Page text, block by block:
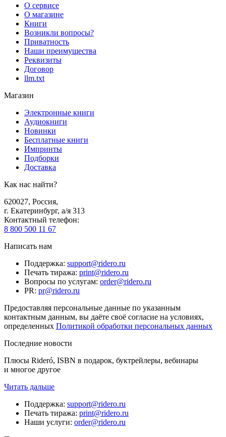
О сервисе
О магазине
Книги
Возникли вопросы?
Приватность
Наши преимущества
Реквизиты
Договор
llm.txt
Магазин
Электронные книги
Аудиокниги
Новинки
Бесплатные книги
Импринты
Подборки
Доставка
Как нас найти?
620027, Россия,
г. Екатеринбург, а/я 313
Контактный телефон:
8 800 500 11 67
Написать нам
Поддержка: support@ridero.ru
Печать тиража: print@ridero.ru
Вопросы по услугам: order@ridero.ru
PR: pr@ridero.ru
Предоставляя персональные данные по указанным
контактным данным, вы даёте своё согласие на условиях,
определенных Политикой обработки персональных данных
Последние новости
Плюсы Rideró, ISBN в подарок, буктрейлеры, вебинары
и многое другое
Читать дальше
Поддержка: support@ridero.ru
Печать тиража: print@ridero.ru
Наши услуги: order@ridero.ru